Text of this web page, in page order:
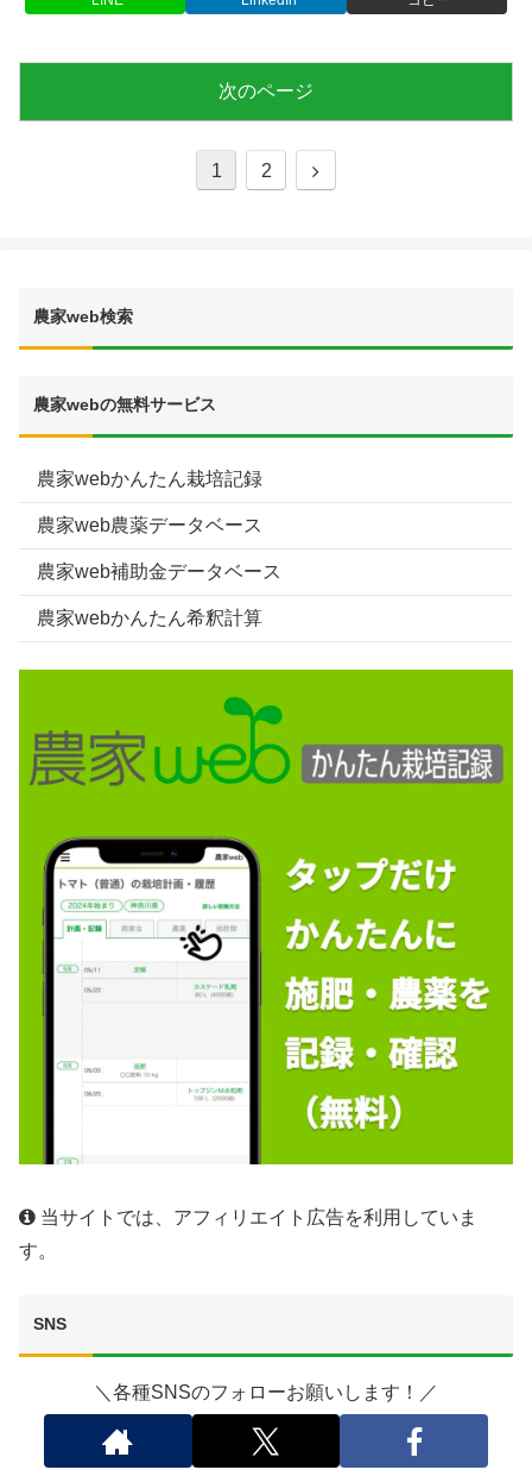
次のページ
1 2
次
農家web検索
農家webの無料サービス
農家webかんたん栽培記録
農家web農薬データベース
農家web補助金データベース
農家webかんたん希釈計算
当サイトでは、アフィリエイト広告を利用していま
す。
SNS
＼各種SNSのフォローお願いします！／